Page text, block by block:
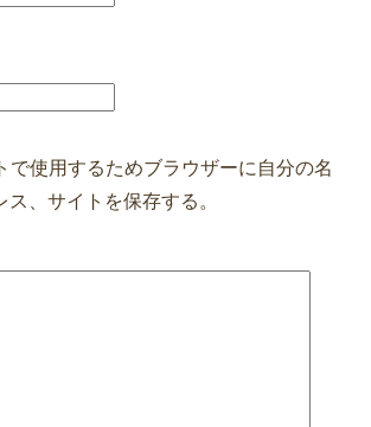
で使用するためブラウザーに自分の名
、サイトを保存する。